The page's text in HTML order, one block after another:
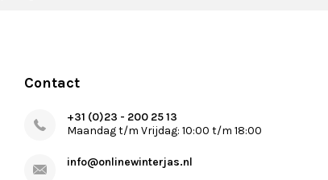
Contact
+31 (0)23 - 200 25 13
Maandag t/m Vrijdag: 10:00 t/m 18:00
info@onlinewinterjas.nl